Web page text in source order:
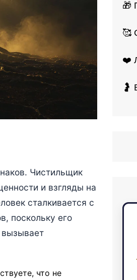
Чистильщик
и взгляды на
сталкивается с
поскольку его
вызывает
что не
🎁
🥰
❤️
🤰